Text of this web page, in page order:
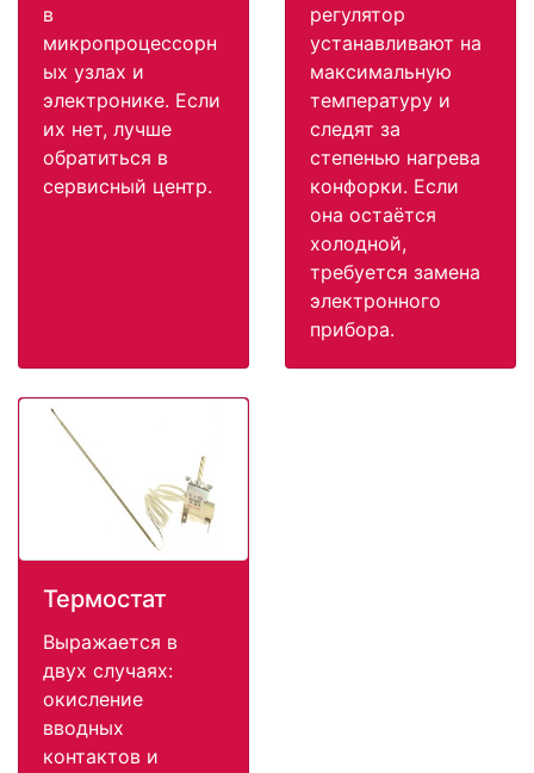
в
микропроцессорн
ых узлах и
электронике. Если
их нет, лучше
обратиться в
сервисный центр.
регулятор
устанавливают на
максимальную
температуру и
следят за
степенью нагрева
конфорки. Если
она остаётся
холодной,
требуется замена
электронного
прибора.
Термостат
Выражается в
двух случаях:
окисление
вводных
контактов и